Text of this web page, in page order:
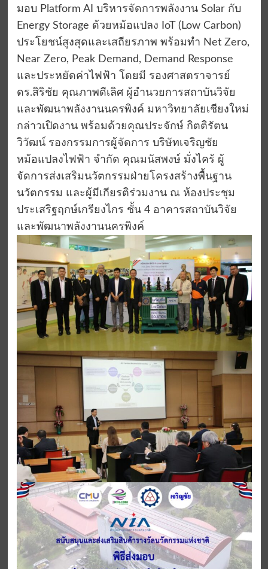
มอบ Platform AI บริหารจัดการพลังงาน Solar กับ
Energy Storage ด้วยหม้อแปลง IoT (Low Carbon)
ประโยชน์สูงสุดและเสถียรภาพ พร้อมทำ Net Zero,
Near Zero, Peak Demand, Demand Response
และประหยัดค่าไฟฟ้า โดยมี รองศาสตราจารย์
ดร.สิริชัย คุณภาพดีเลิศ ผู้อำนวยการสถาบันวิจัย
และพัฒนาพลังงานนครพิงค์ มหาวิทยาลัยเชียงใหม่
กล่าวเปิดงาน พร้อมด้วยคุณประจักษ์ กิตติรัตน
วิวัฒน์ รองกรรมการผู้จัดการ บริษัทเจริญชัย
หม้อแปลงไฟฟ้า จำกัด คุณมนัสพงษ์ มั่งไคร้ ผู้
จัดการส่งเสริมนวัตกรรมฝ่ายโครงสร้างพื้นฐาน
นวัตกรรม และผู้มีเกียรติร่วมงาน ณ ห้องประชุม
ประเสริฐฤกษ์เกรียงไกร ชั้น 4 อาคารสถาบันวิจัย
และพัฒนาพลังงานนครพิงค์